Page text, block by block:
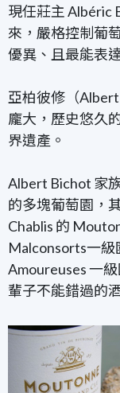
現任莊主 Albéric
來，嚴格控制葡
優異、且最能表
亞柏彼修（
龐大，歷史悠久
界遺產。
Albert Bichot 家
的多塊葡萄園，
Chablis 的
Malconsorts一級
Amoureuses 一
輩子不能錯過的